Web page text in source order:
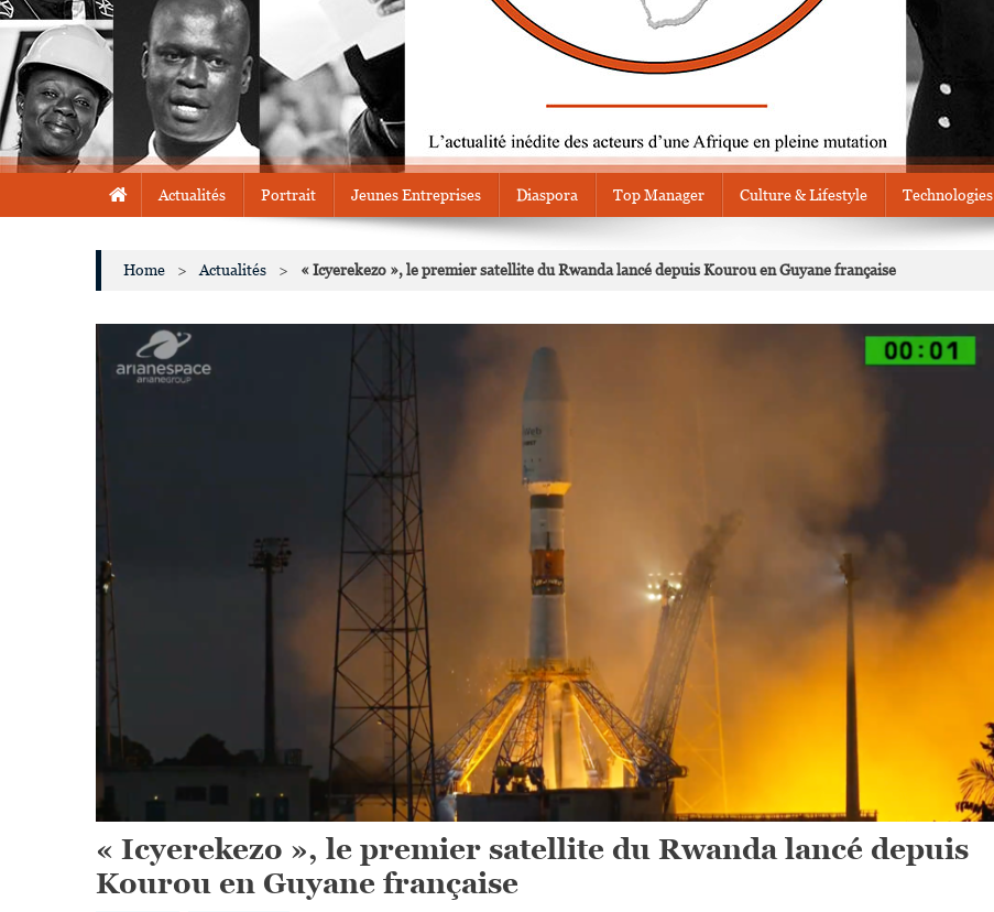
Actualités Portrait Jeunes Entreprises Diaspora Top Manager Culture & Lifestyle Technologies
Home > Actualités > « Icyerekezo », le premier satellite du Rwanda lancé depuis Kourou en Guyane française
« Icyerekezo », le premier satellite du Rwanda lancé depuis
Kourou en Guyane française